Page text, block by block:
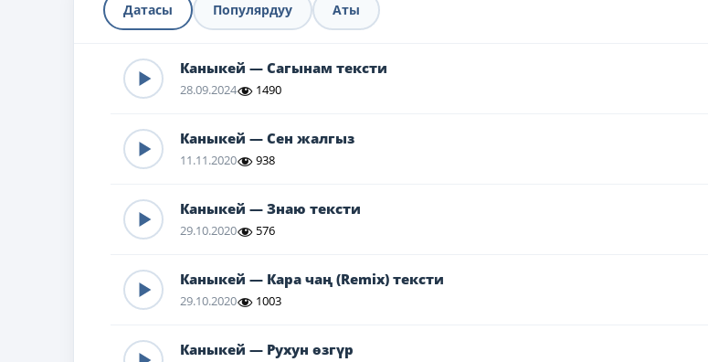
Датасы Популярдуу Аты
Каныкей — Сагынам тексти
28.09.2024 1490
Каныкей — Сен жалгыз
11.11.2020 938
Каныкей — Знаю тексти
29.10.2020 576
Каныкей — Кара чаң (Remix) тексти
29.10.2020 1003
Каныкей — Рухун өзгүр